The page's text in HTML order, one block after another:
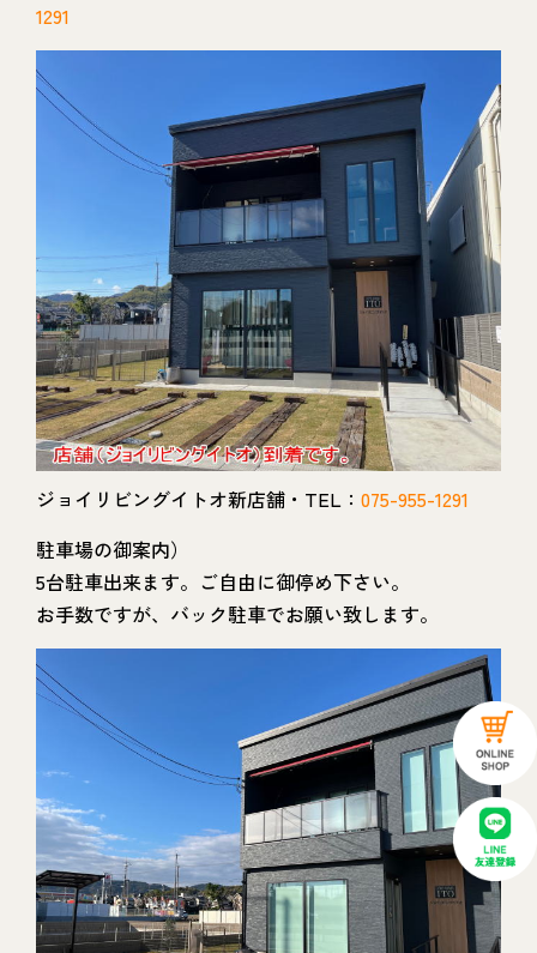
1291
ジョイリビングイトオ新店舗・TEL： 075-955-1291
駐車場の御案内）
5台駐車出来ます。ご自由に御停め下さい。
お手数ですが、バック駐車でお願い致します。